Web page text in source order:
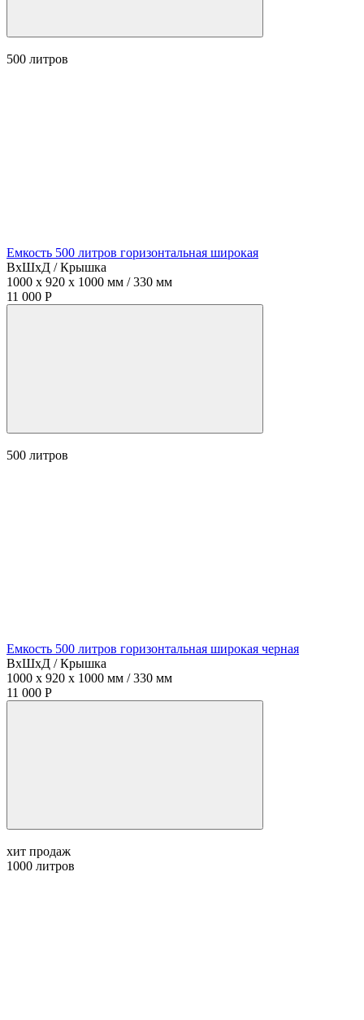
500 литров
Емкость 500 литров горизонтальная широкая
ВхШхД / Крышка
1000 x 920 x 1000 мм / 330 мм
11 000 Р
500 литров
Емкость 500 литров горизонтальная широкая черная
ВхШхД / Крышка
1000 x 920 x 1000 мм / 330 мм
11 000 Р
хит продаж
1000 литров